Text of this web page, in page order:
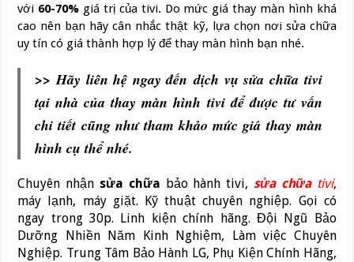
với 60-70% giá trị của tivi. Do mức giá thay màn hình khá
cao nên bạn hãy cân nhắc thật kỹ, lựa chọn nơi sửa chữa
uy tín có giá thành hợp lý để thay màn hình bạn nhé.
>> Hãy liên hệ ngay đến dịch vụ sửa chữa tivi
tại nhà của thay màn hình tivi để được tư vấn
chi tiết cũng như tham khảo mức giá thay màn
hình cụ thể nhé.
Chuyên nhận sửa chữa bảo hành tivi, sửa chữa tivi,
máy lạnh, máy giặt. Kỹ thuật chuyên nghiệp. Gọi có
ngay trong 30p. Linh kiện chính hãng. Đội Ngũ Bảo
Dưỡng Nhiền Năm Kinh Nghiệm, Làm việc Chuyên
Nghiệp. Trung Tâm Bảo Hành LG, Phụ Kiện Chính Hãng,